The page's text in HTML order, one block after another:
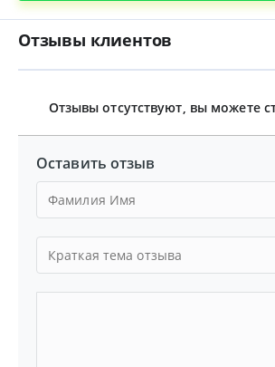
Отзывы клиентов
Отзывы отсутствуют, вы можете
Оставить отзыв